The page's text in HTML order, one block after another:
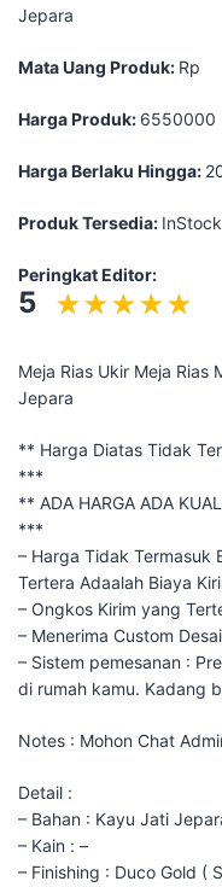
Jepara
Mata Uang Produk: Rp
Harga Produk: 6550000
Harga Berlaku Hingga:
Produk Tersedia: InStock
Peringkat Editor:
5
Meja Rias Ukir Meja Rias
Jepara
** Harga Diatas Tidak
***
** ADA HARGA ADA
***
– Harga Tidak Termasuk
Tertera Adaalah Biaya
– Ongkos Kirim yang
– Menerima Custom
– Sistem pemesanan :
di rumah kamu. Kadang
Notes : Mohon Chat
Detail :
– Bahan : Kayu Jati
– Kain : –
– Finishing : Duco Gold (